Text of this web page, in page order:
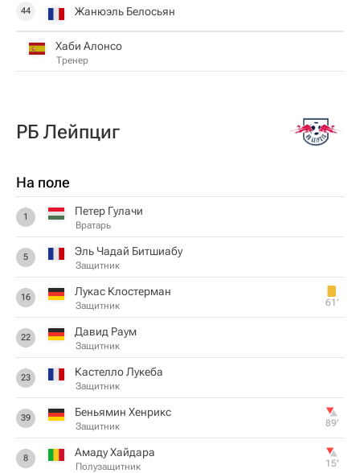
44 Жанюэль Белосьян
Хаби Алонсо
Тренер
РБ Лейпциг
На поле
1 Петер Гулачи
Вратарь
5 Эль Чадай Битшиабу
Защитник
16 Лукас Клостерман
Защитник 61‎’‎
22 Давид Раум
Защитник
23 Кастелло Лукеба
Защитник
39 Беньямин Хенрикс
Защитник 89‎’‎
8 Амаду Хайдара
Полузащитник 15‎’‎